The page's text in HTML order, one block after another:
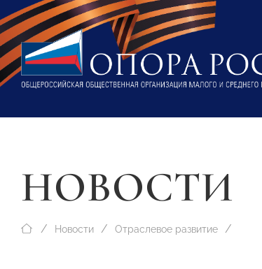
НОВОСТИ
Новости Отраслевое развитие